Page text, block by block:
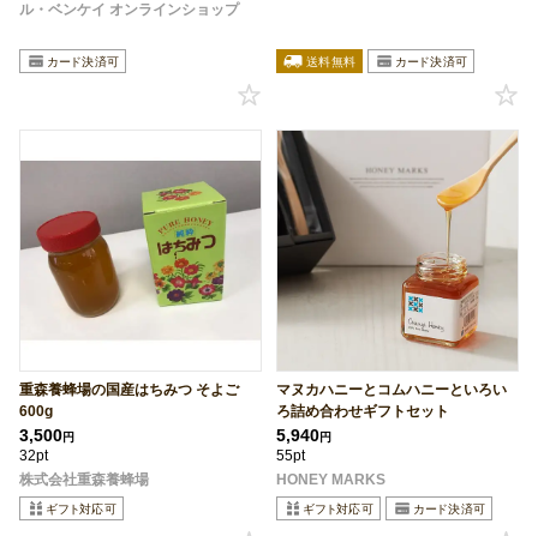
ル・ベンケイ オンラインショップ
重森養蜂場の国産はちみつ そよご
600g
3,500円
32pt
株式会社重森養蜂場
マヌカハニーとコムハニーといろい
ろ詰め合わせギフトセット
5,940円
55pt
HONEY MARKS